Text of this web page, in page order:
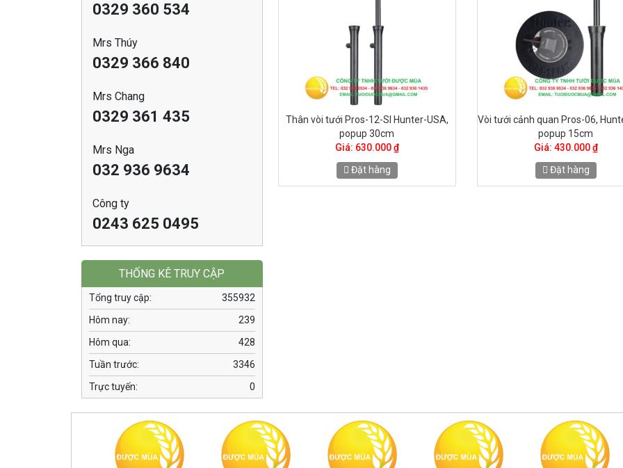
Thân vòi tưới Pros-12-SI Hunter-USA,
popup 30cm
Giá: 630.000 ₫
Đặt hàng
Vòi tưới cảnh quan Pros-06,
popup 15cm
Giá: 430.000 ₫
Đặt hàng
0329 360 534
Mrs Thúy
0329 366 840
Mrs Chang
0329 361 435
Mrs Nga
032 936 9634
Công ty
0243 625 0495
THỐNG KÊ TRUY CẬP
355932
Tổng truy cập:
239
Hôm nay:
428
Hôm qua:
3346
Tuần trước:
0
Trực tuyến: